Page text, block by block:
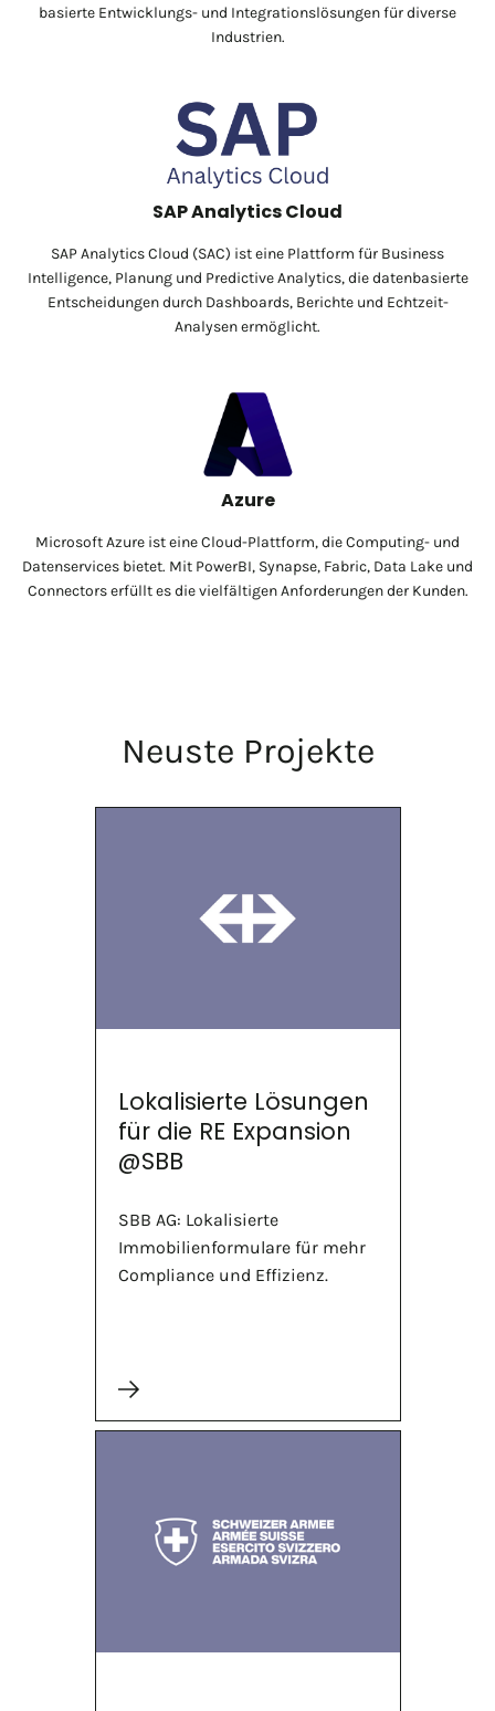
basierte Entwicklungs- und Integrationslösungen für diverse
Industrien.
SAP Analytics Cloud
SAP Analytics Cloud (SAC) ist eine Plattform für Business
Intelligence, Planung und Predictive Analytics, die datenbasierte
Entscheidungen durch Dashboards, Berichte und Echtzeit-
Analysen ermöglicht.
Azure
Microsoft Azure ist eine Cloud-Plattform, die Computing- und
Datenservices bietet. Mit PowerBI, Synapse, Fabric, Data Lake und
Connectors erfüllt es die vielfältigen Anforderungen der Kunden.
Neuste Projekte
Lokalisierte Lösungen
für die RE Expansion
@SBB
SBB AG: Lokalisierte
Immobilienformulare für mehr
Compliance und Effizienz.